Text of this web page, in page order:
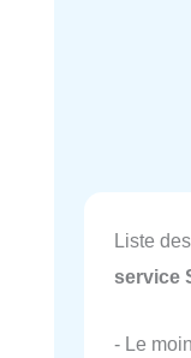
Liste
service
- Le